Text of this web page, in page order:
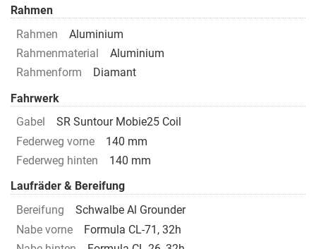
Rahmen
Rahmen
Aluminium
Rahmenmaterial
Aluminium
Rahmenform
Diamant
Fahrwerk
Gabel
SR Suntour Mobie25 Coil
Federweg vorne
140 mm
Federweg hinten
140 mm
Laufräder & Bereifung
Bereifung
Schwalbe Al Grounder
Nabe vorne
Formula CL-71, 32h